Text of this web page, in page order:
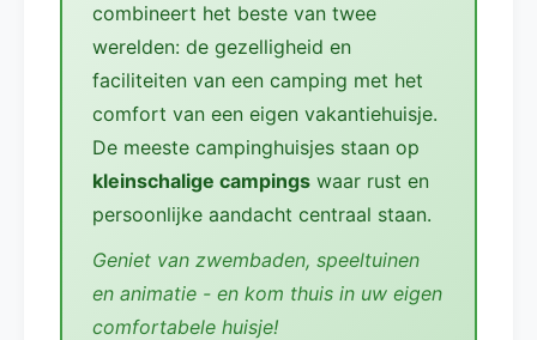
combineert het beste van twee
werelden: de gezelligheid en
faciliteiten van een camping met het
comfort van een eigen vakantiehuisje.
De meeste campinghuisjes staan op
kleinschalige campings waar rust en
persoonlijke aandacht centraal staan.
Geniet van zwembaden, speeltuinen
en animatie - en kom thuis in uw eigen
comfortabele huisje!